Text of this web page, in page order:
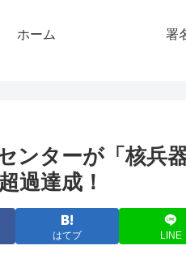
ホーム 署
ンターが「核兵
過達成！
はてブ LINE